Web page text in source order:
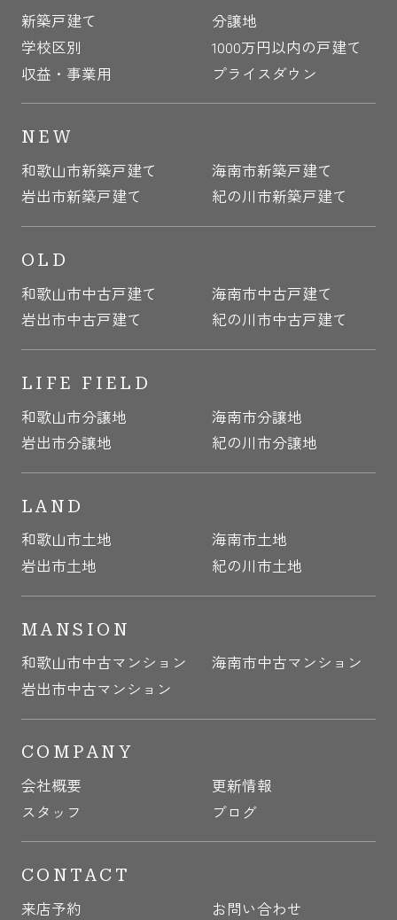
新築戸建て
分譲地
学校区別
1000万円以内の戸建て
収益・事業用
プライスダウン
NEW
和歌山市新築戸建て
海南市新築戸建て
岩出市新築戸建て
紀の川市新築戸建て
OLD
和歌山市中古戸建て
海南市中古戸建て
岩出市中古戸建て
紀の川市中古戸建て
LIFE FIELD
和歌山市分譲地
海南市分譲地
岩出市分譲地
紀の川市分譲地
LAND
和歌山市土地
海南市土地
岩出市土地
紀の川市土地
MANSION
和歌山市中古マンション
海南市中古マンション
岩出市中古マンション
COMPANY
会社概要
更新情報
スタッフ
ブログ
CONTACT
来店予約 お問い合わせ